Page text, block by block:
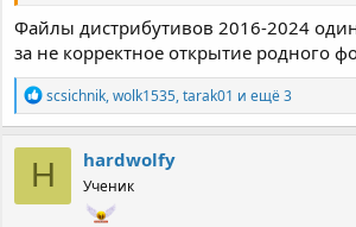
Файлы дистрибутивов 2016-2024
за не корректное открытие родного
Р
е
а
к
ц
и
и
scsichnik,wolk1535,tarak01 и ещё 3
H hardwolfy
Ученик